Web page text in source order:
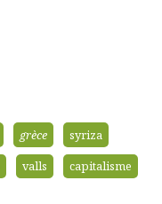
grèce
syriza
valls capitalisme